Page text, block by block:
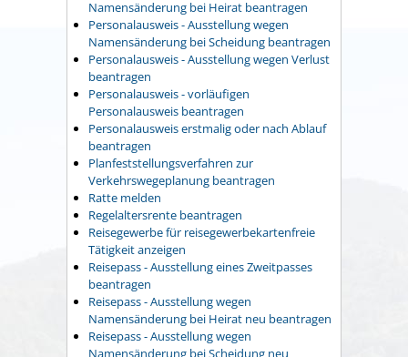
Namensänderung bei Heirat beantragen
Personalausweis - Ausstellung wegen
Namensänderung bei Scheidung beantragen
Personalausweis - Ausstellung wegen Verlust
beantragen
Personalausweis - vorläufigen
Personalausweis beantragen
Personalausweis erstmalig oder nach Ablauf
beantragen
Planfeststellungsverfahren zur
Verkehrswegeplanung beantragen
Ratte melden
Regelaltersrente beantragen
Reisegewerbe für reisegewerbekartenfreie
Tätigkeit anzeigen
Reisepass - Ausstellung eines Zweitpasses
beantragen
Reisepass - Ausstellung wegen
Namensänderung bei Heirat neu beantragen
Reisepass - Ausstellung wegen
Namensänderung bei Scheidung neu